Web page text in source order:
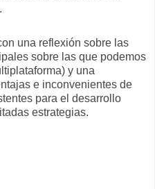
una reflexión sobre las
sobre las que podemos
y una
e inconvenientes de
para el desarrollo
estrategias.